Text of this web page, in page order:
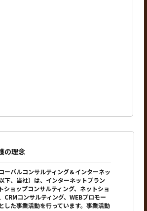
の理念
ーバルコンサルティング＆インターネッ
下、当社）は、インターネットプラン
ショップコンサルティング、ネットショ
CRMコンサルティング、WEBプロモー
した事業活動を行っています。事業活動